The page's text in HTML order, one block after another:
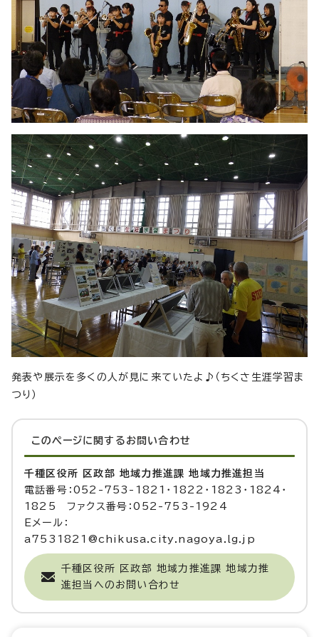
発表や展示を多くの人が見に来ていたよ♪（ちくさ生涯学習ま
つり）
このページに関する お問い合わせ
千種区役所 区政部 地域力推進課 地域力推進担当
電話番号：052-753-1821・1822・1823・1824・
1825 ファクス番号：052-753-1924
Eメール：
a7531821@chikusa.city.nagoya.lg.jp
千種区役所 区政部 地域力推進課 地域力推
進担当へのお問い合わせ